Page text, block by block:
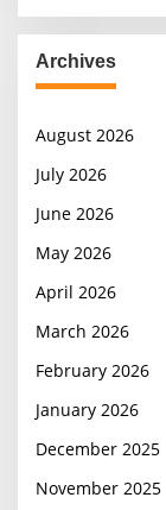
Archives
August 2026
July 2026
June 2026
May 2026
April 2026
March 2026
February 2026
January 2026
December 2025
November 2025